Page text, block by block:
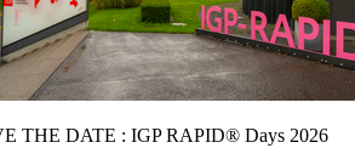
THE DATE : IGP RAPID® Days 2026